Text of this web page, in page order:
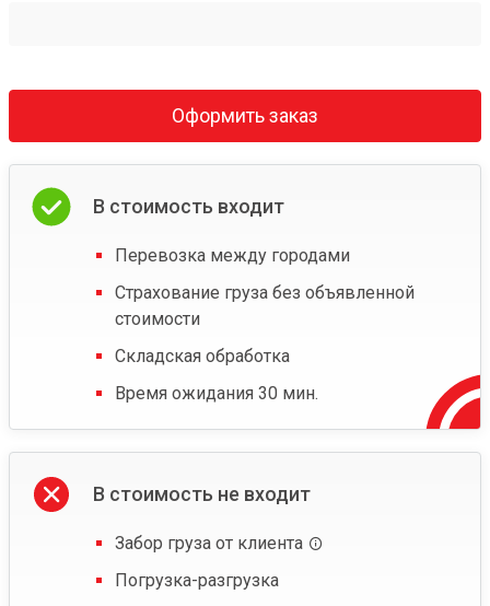
Оформить заказ
В стоимость входит
Перевозка между городами
Страхование груза без объявленной
стоимости
Складская обработка
Время ожидания 30 мин.
В стоимость не входит
Забор груза от клиента
Погрузка-разгрузка